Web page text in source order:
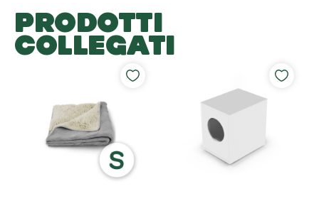
PRODOTTI
COLLEGATI